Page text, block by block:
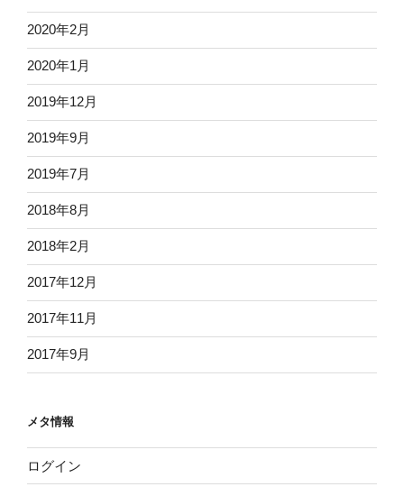
2020年2月
2020年1月
2019年12月
2019年9月
2019年7月
2018年8月
2018年2月
2017年12月
2017年11月
2017年9月
メタ情報
ログイン